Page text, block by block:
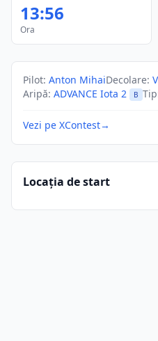
13:56
Ora
Pilot: Anton MihaiDecolare:
Aripă: ADVANCE Iota 2 B Tip
Vezi pe XContest→
Locația de start